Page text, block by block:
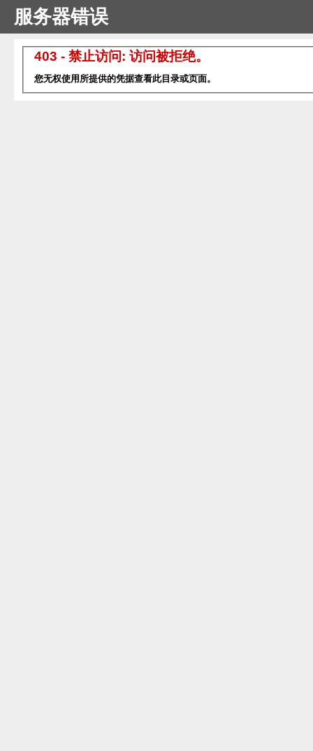
服务器错误
403 - 禁止访问: 访问被拒绝。
您无权使用所提供的凭据查看此目录或页面。